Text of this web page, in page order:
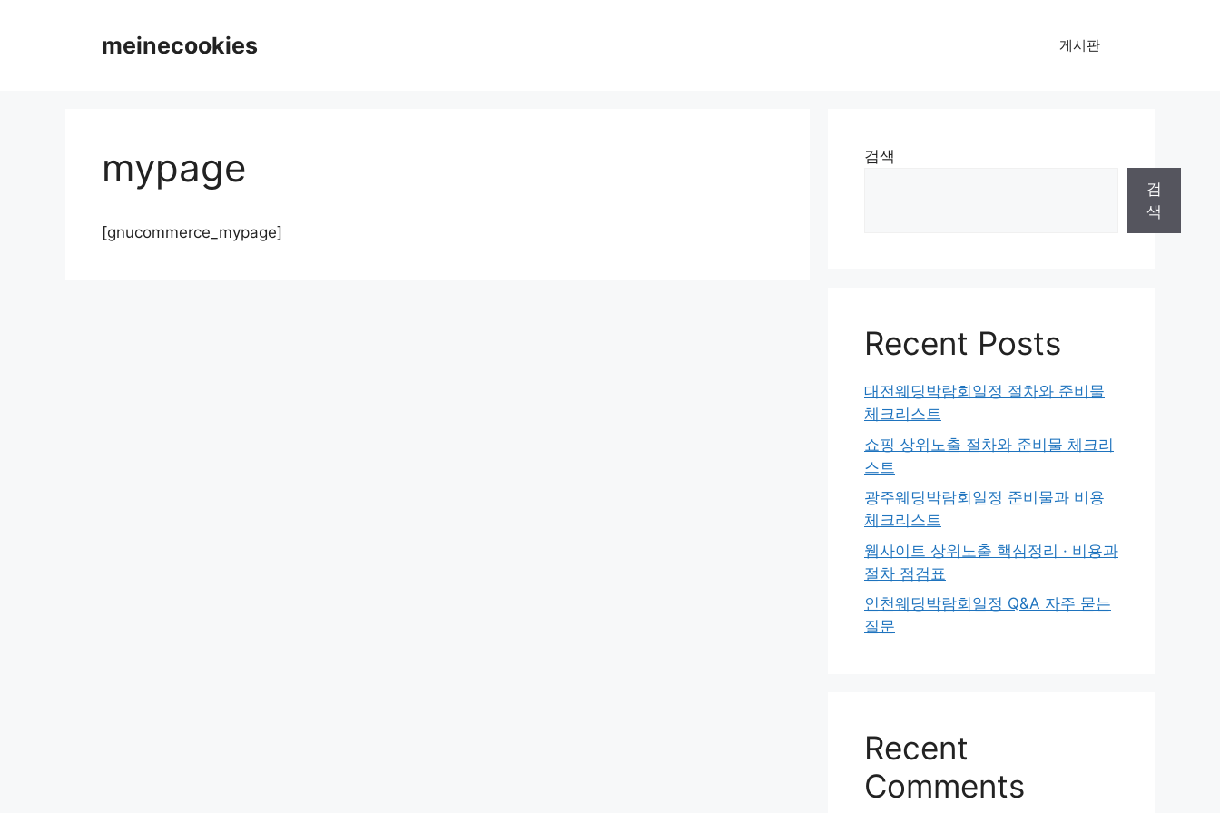
meinecookies 게시판
mypage
[gnucommerce_mypage]
검색
검
색
Recent Posts
대전웨딩박람회일정 절차와 준비물
체크리스트
쇼핑 상위노출 절차와 준비물 체크리
스트
광주웨딩박람회일정 준비물과 비용
체크리스트
웹사이트 상위노출 핵심정리 · 비용과
절차 점검표
인천웨딩박람회일정 Q&A 자주 묻는
질문
Recent
Comments